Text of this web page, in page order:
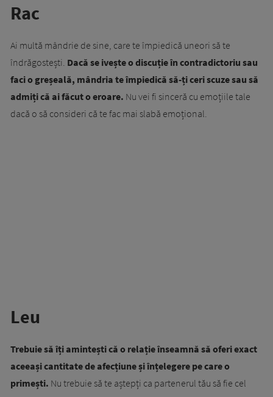
Rac
Ai multă mândrie de sine, care te împiedică uneori să te
îndrăgostești. Dacă se ivește o discuție în contradictoriu sau
faci o greșeală, mândria te împiedică să-ți ceri scuze sau să
admiți că ai făcut o eroare. Nu vei fi sinceră cu emoțiile tale
dacă o să consideri că te fac mai slabă emoțional.
Leu
Trebuie să îți amintești că o relație înseamnă să oferi exact
aceeași cantitate de afecțiune și înțelegere pe care o
primești. Nu trebuie să te aștepți ca partenerul tău să fie cel